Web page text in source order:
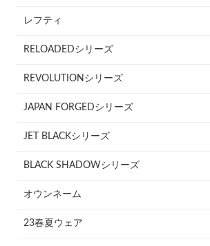
レフティ
RELOADEDシリーズ
REVOLUTIONシリーズ
JAPAN FORGEDシリーズ
JET BLACKシリーズ
BLACK SHADOWシリーズ
オウンネーム
23春夏ウェア